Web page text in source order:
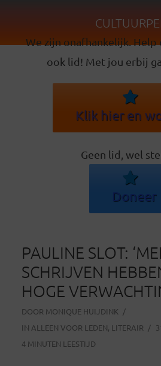
We zijn onafhankelijk. Help
ook lid! Met jou erbij
Klik hier en
Geen lid, wel
Doneer
PAULINE SLOT:
SCHRIJVEN
HOGE
DOOR MONIQUE HUIJDINK
IN ALLEEN VOOR LEDEN, LITERAIR
4 MINUTEN LEESTIJD